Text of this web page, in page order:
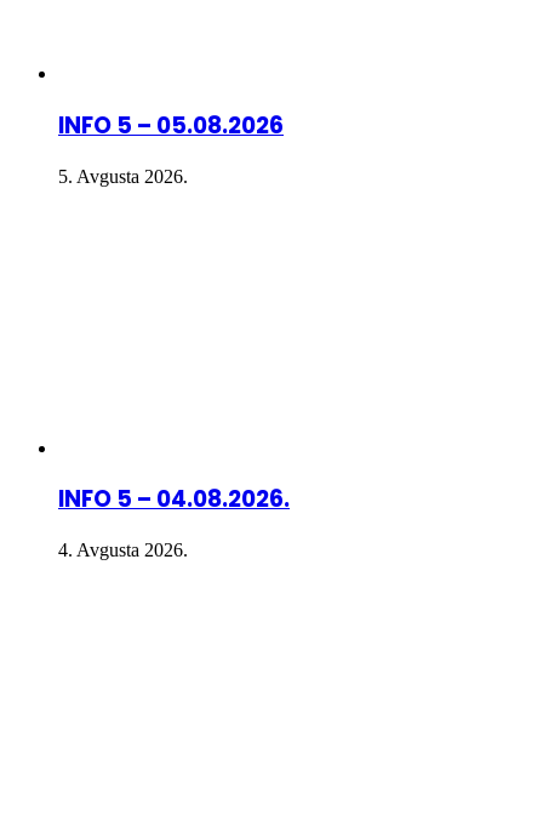
INFO 5 – 05.08.2026
5. Avgusta 2026.
INFO 5 – 04.08.2026.
4. Avgusta 2026.